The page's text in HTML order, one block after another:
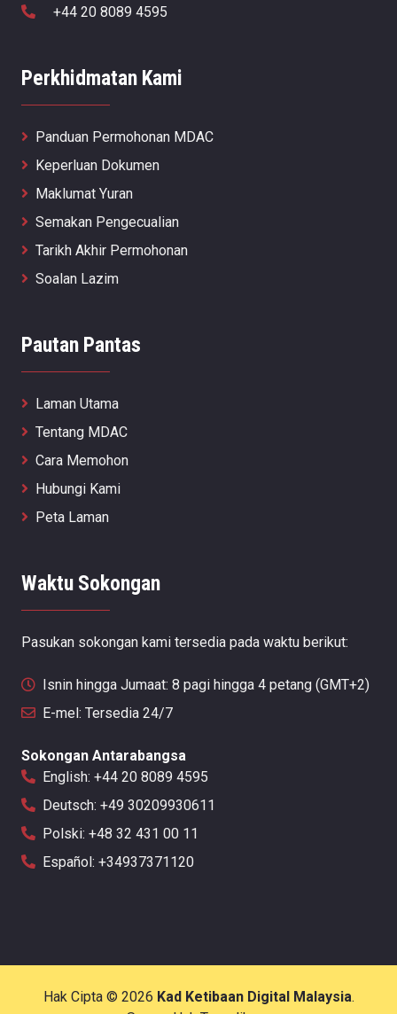
+44 20 8089 4595
Perkhidmatan Kami
Panduan Permohonan MDAC
Keperluan Dokumen
Maklumat Yuran
Semakan Pengecualian
Tarikh Akhir Permohonan
Soalan Lazim
Pautan Pantas
Laman Utama
Tentang MDAC
Cara Memohon
Hubungi Kami
Peta Laman
Waktu Sokongan
Pasukan sokongan kami tersedia pada waktu berikut:
Isnin hingga Jumaat: 8 pagi hingga 4 petang (GMT+2)
E-mel: Tersedia 24/7
Sokongan Antarabangsa
English: +44 20 8089 4595
Deutsch: +49 30209930611
Polski: +48 32 431 00 11
Español: +34937371120
Hak Cipta © 2026 Kad Ketibaan Digital Malaysia.